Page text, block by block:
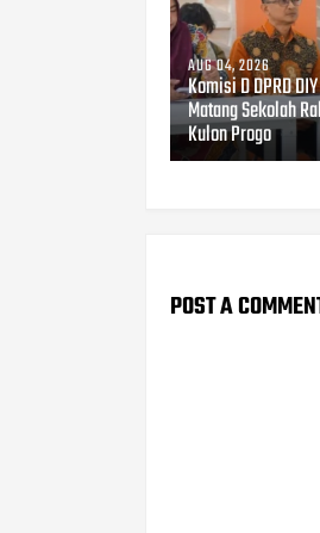
AUG 04, 2026
Komisi D DPRD
Matang Sekolah
Kulon Progo
POST A